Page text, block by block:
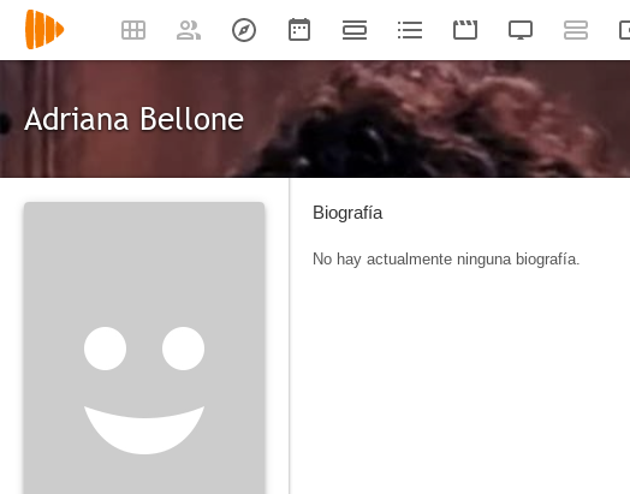
Adriana Bellone
Biografía
No hay actualmente ninguna biografía.